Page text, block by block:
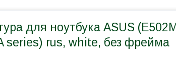
для ноутбука ASUS
series) rus, white, без фрейма